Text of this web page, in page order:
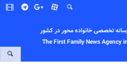
تخصصی خانواده محور در کشور
The First Family News Agency